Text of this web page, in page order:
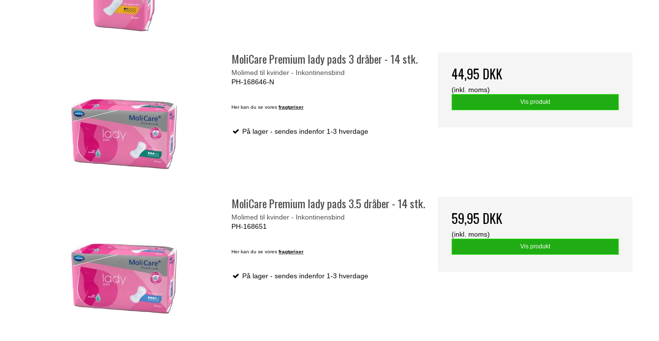
MoliCare Premium lady pads 3 dråber - 14 stk.
Molimed til kvinder - Inkontinensbind
PH-168646-N
Her kan du se voresfragtpriser
På lager - sendes indenfor 1-3 hverdage
44,95 DKK
(inkl. moms)
Vis produkt
MoliCare Premium lady pads 3.5 dråber - 14 stk.
Molimed til kvinder - Inkontinensbind
PH-168651
Her kan du se voresfragtpriser
På lager - sendes indenfor 1-3 hverdage
59,95 DKK
(inkl. moms)
Vis produkt